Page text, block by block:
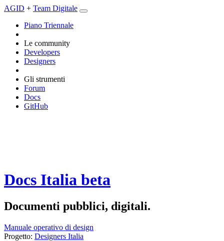
AGID + Team Digitale
Piano Triennale
Le community
Developers
Designers
Gli strumenti
Forum
Docs
GitHub
Docs Italia beta
Documenti pubblici, digitali.
Manuale operativo di design
Progetto: Designers Italia